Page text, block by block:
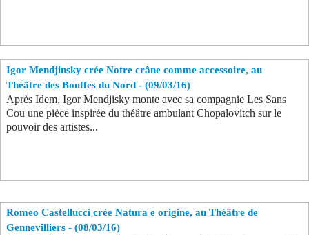
Igor Mendjinsky crée Notre crâne comme accessoire, au
Théâtre des Bouffes du Nord - (09/03/16)
Après Idem, Igor Mendjisky monte avec sa compagnie Les Sans
Cou une pièce inspirée du théâtre ambulant Chopalovitch sur le
pouvoir des artistes...
Romeo Castellucci crée Natura e origine, au Théâtre de
Gennevilliers - (08/03/16)